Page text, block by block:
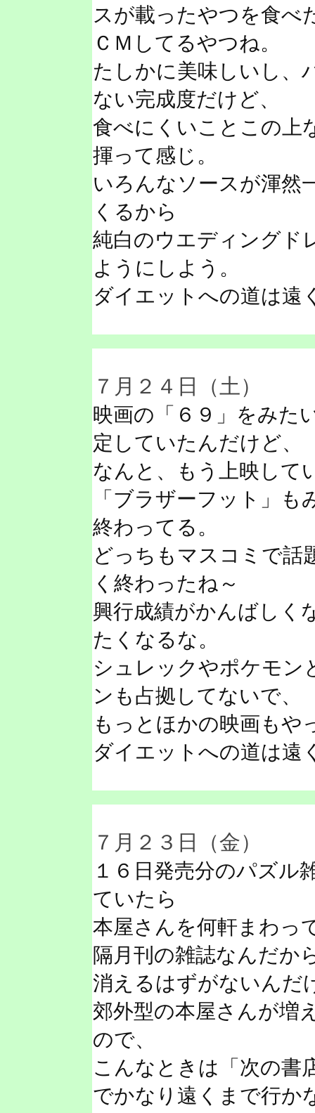
スが載ったやつを食べ
ＣＭしてるやつね。
たしかに美味しいし、
ない完成度だけど、
食べにくいことこの上
揮って感じ。
いろんなソースが渾
くるから
純白のウエディングド
ようにしよう。
ダイエットへの道は遠
７月２４日（土）
映画の「６９」をみた
定していたんだけど、
なんと、もう上映して
「ブラザーフット」
終わってる。
どっちもマスコミで話
く終わったね～
興行成績がかんばしく
たくなるな。
シュレックやポケモン
ンも占拠してないで、
もっとほかの映画もや
ダイエットへの道は遠
７月２３日（金）
１６日発売分のパズル
ていたら
本屋さんを何軒まわっ
隔月刊の雑誌なんだか
消えるはずがないんだ
郊外型の本屋さんが増
ので、
こんなときは「次の書
でかなり遠くまで行か